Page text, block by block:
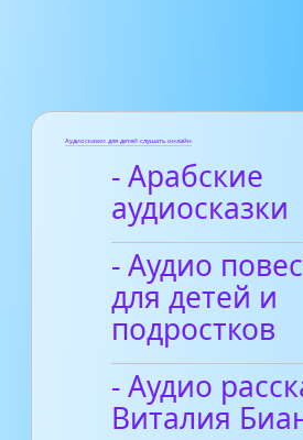
Аудиосказки для детей слушать онлайн
- Арабские
аудиосказки
- Аудио
для детей и
подростков
- Аудио
Виталия